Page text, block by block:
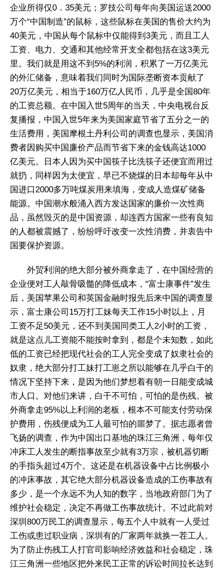
企业所得仅0．35美元；罗技公司每年向美国运送2000
万个“中国制造”的鼠标，这些鼠标在美国的售价大约为
40美元，中国从每个鼠标中仅能得到3美元，而且工人
工资、电力、交通和其他经常开支全都包括在这3美元
里。我们就是用这不到5%的利润，积累了一万亿美元
的外汇储备，意味着我们同时为国际垄断资本贡献了
20万亿美元，相当于160万亿人民币，几乎是全国80年
的工资总额。在中国入世5周年的当天，中央电视台反
复播报，中国入世5年来为美国家庭节省了五分之一的
生活费用，美国摩根土丹利公司的调查也显示，美国消
费者因购买中国廉价产品而节省下来的金钱高达1000
亿美元。日本人因为买中国筷子比洗筷子还便宜而用过
就扔，同样因为太便宜，早已不烧煤的日本却每年从中
国进口2000多万吨煤炭用来填海，变成人造煤矿储备
能源。中国潮水般涌入西方发达国家的廉价一次性商
品，虽然毁灭的是中国资源，却连西方国家一些有良知
的人都被震撼了，纷纷呼吁改变一次性消费，并衷告中
国要保护资源。
外贸利润的绝大部分被外商拿走了，在中国经营的
企业便对工人敲骨吸髓的降低成本，“富士康事件”发生
后，美国苹果公司和英国金融时报先后来中国的调查显
示，富士康公司15万打工妹每天工作15小时以上，月
工资不足50美元，还不到美国同类工人2小时的工资，
就是这点儿工资能不能按时拿到，都是个未知数，如此
低的工资已经把现代社会的工人完全变成了奴隶社会的
奴隶，绝大部分打工妹打工崽之所以能够在几乎白干的
情况下坚持下来，是因为他们梦想着有朝一日能变成城
市人口。对他们来讲，白干不可怕，可怕的是伤残。被
外商拿走95%以上利润的老板，根本不可能支付劳动保
护费用，伤残便成为工人最可怕的噩梦了。据志愿者曾
飞扬的调查，作为中国出口基地的珠江三角洲，每年仅
冲床工人发生的断指事故至少就有3万宗，被机器切断
的手指头超过4万个。这还是在机器设备中占比例极小
的冲床事故，其它绝大部分机器设备造成的工伤事故有
多少，是一个永远不为人知的数字，当地政府部门为了
维护社会稳定，决定不再做工伤事故统计。不过此前对
深圳800万民工的调查显示，每五个人中就有一人受过
工伤或患过职业病，深圳有的厂家两年就换一茬工人。
为了防止伤残工人打官司影响经济效益和社会稳定，珠
江三角洲一些地区把外来民工正常的诉讼时间拉长达到